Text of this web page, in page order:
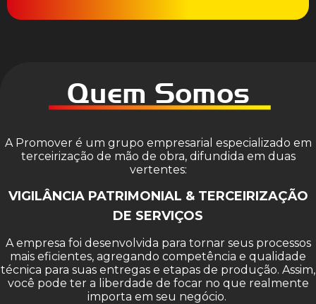
Quem Somos
A Promover é um grupo empresarial especializado em
terceirização de mão de obra, difundida em duas
vertentes:
VIGILÂNCIA PATRIMONIAL & TERCEIRIZAÇÃO
DE SERVIÇOS
A empresa foi desenvolvida para tornar seus processos
mais eficientes, agregando competência e qualidade
técnica para suas entregas e etapas de produção. Assim,
você pode ter a liberdade de focar no que realmente
importa em seu negócio.